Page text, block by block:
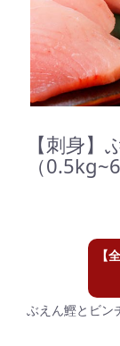
【刺身
（
【
ぶえん鰹とビン